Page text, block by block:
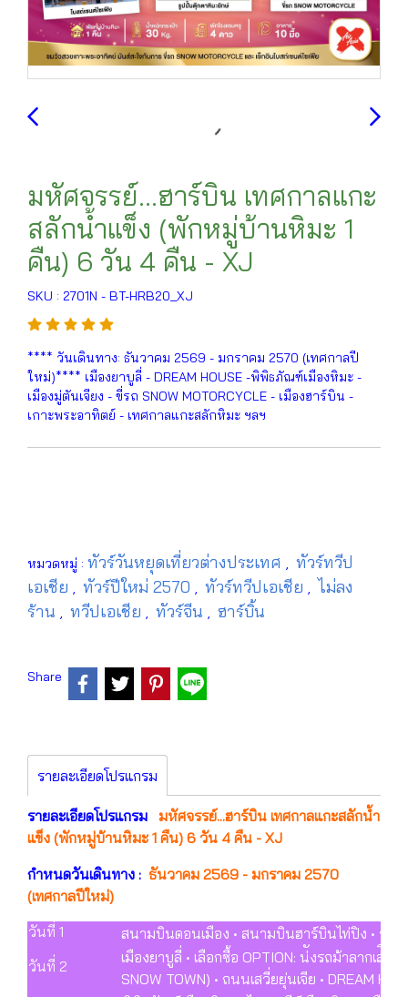
มหัศจรรย์...ฮาร์บิน เทศกาลแกะ
สลักน้ำแข็ง (พักหมู่บ้านหิมะ 1
คืน) 6 วัน 4 คืน - XJ
SKU : 2701N - BT-HRB20_XJ
**** วันเดินทาง: ธันวาคม 2569 - มกราคม 2570 (เทศกาลปี
ใหม่)**** เมืองยาบูลี่ - DREAM HOUSE -พิพิธภัณฑ์เมืองหิมะ -
เมืองมู่ตันเจียง - ขี่รถ SNOW MOTORCYCLE - เมืองฮาร์บิน -
เกาะพระอาทิตย์ - เทศกาลแกะสลักหิมะ ฯลฯ
หมวดหมู่ : ทัวร์วันหยุดเที่ยวต่างประเทศ , ทัวร์ทวีป
เอเชีย , ทัวร์ปีใหม่ 2570 , ทัวร์ทวีปเอเชีย , ไม่ลง
ร้าน , ทวีปเอเชีย , ทัวร์จีน , ฮาร์บิ้น
Share
รายละเอียดโปรแกรม
รายละเอียดโปรแกรม มหัศจรรย์...ฮาร์บิน เทศกาลแกะสลักน้ำ
แข็ง (พักหมู่บ้านหิมะ 1 คืน) 6 วัน 4 คืน - XJ
กำหนดวันเดินทาง : ธันวาคม 2569 - มกราคม 2570
(เทศกาลปีใหม่)
วันที่ 1
สนามบินดอนเมือง • สนามบินฮาร์บินไท่ปิง • ร้า
วันที่ 2
เมืองยาบูลี่ • เลือกซื้อ OPTION: น่ังรถม้าลากเล่ื
SNOW TOWN) • ถนนเสวี่ยยุ่นเจีย • DREAM